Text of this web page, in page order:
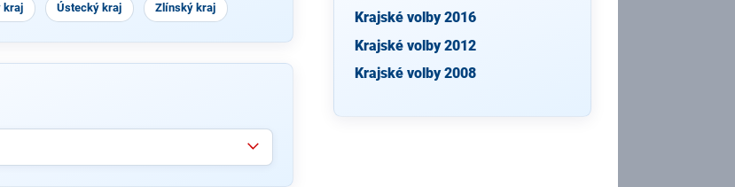
kraj Ústecký kraj Zlínský kraj
Krajské volby 2016
Krajské volby 2012
Krajské volby 2008